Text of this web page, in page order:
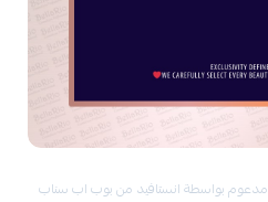
مدعوم بواسطة انستافيد من بوب اب سناب